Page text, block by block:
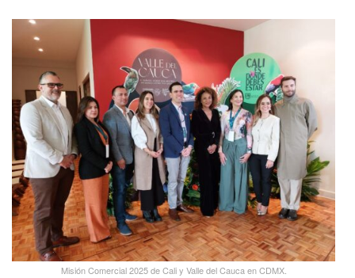
Misión Comercial 2025 de Cali y Valle del Cauca en CDMX.